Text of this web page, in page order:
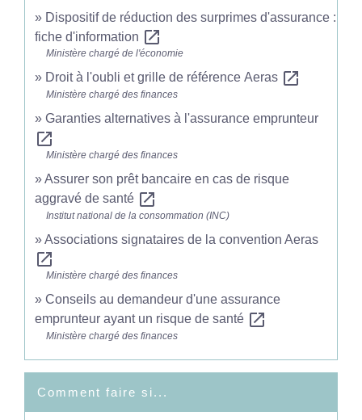
Dispositif de réduction des surprimes d'assurance :
fiche d'information open_in_new
Ministère chargé de l'économie
Droit à l'oubli et grille de référence Aeras open_in_new
Ministère chargé des finances
Garanties alternatives à l'assurance emprunteur
open_in_new
Ministère chargé des finances
Assurer son prêt bancaire en cas de risque
aggravé de santé open_in_new
Institut national de la consommation (INC)
Associations signataires de la convention Aeras
open_in_new
Ministère chargé des finances
Conseils au demandeur d'une assurance
emprunteur ayant un risque de santé open_in_new
Ministère chargé des finances
Comment faire si...